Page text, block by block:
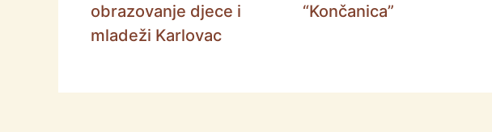
obrazovanje djece i
mladeži Karlovac
“Končanica”